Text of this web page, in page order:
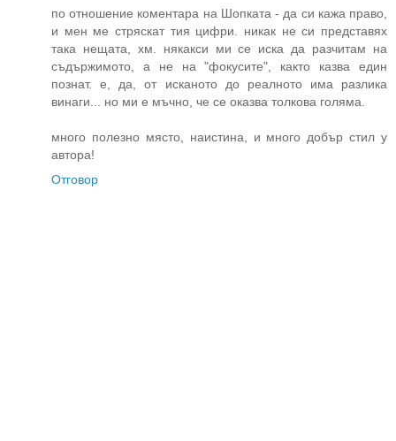
по отношение коментара на Шопката - да си кажа право,
и мен ме стряскат тия цифри. никак не си представях
така нещата, хм. някакси ми се иска да разчитам на
съдържимото, а не на "фокусите", както казва един
познат. е, да, от исканото до реалното има разлика
винаги... но ми е мъчно, че се оказва толкова голяма.
много полезно място, наистина, и много добър стил у
автора!
Отговор